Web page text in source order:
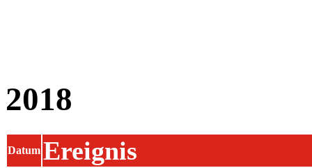
2018
Datum Ereignis